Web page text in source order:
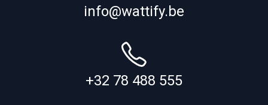
info@wattify.be
+32 78 488 555